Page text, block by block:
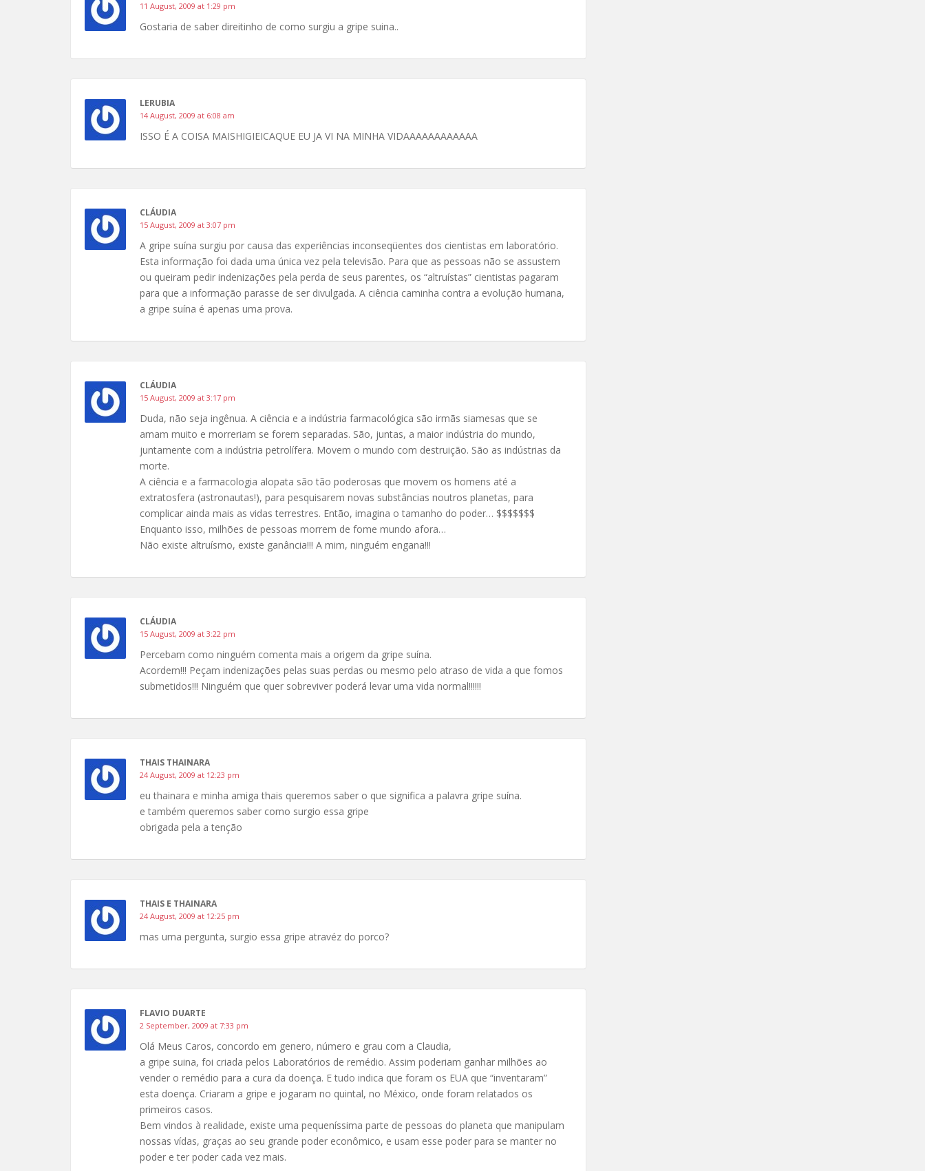
11 August, 2009 at 1:29 pm
Gostaria de saber direitinho de como surgiu a gripe suina..
LERUBIA
14 August, 2009 at 6:08 am
ISSO É A COISA MAISHIGIEICAQUE EU JA VI NA MINHA VIDAAAAAAAAAAAA
CLÁUDIA
15 August, 2009 at 3:07 pm
A gripe suína surgiu por causa das experiências inconseqüentes dos cientistas em laboratório.
Esta informação foi dada uma única vez pela televisão. Para que as pessoas não se assustem
ou queiram pedir indenizações pela perda de seus parentes, os “altruístas” cientistas pagaram
para que a informação parasse de ser divulgada. A ciência caminha contra a evolução humana,
a gripe suína é apenas uma prova.
CLÁUDIA
15 August, 2009 at 3:17 pm
Duda, não seja ingênua. A ciência e a indústria farmacológica são irmãs siamesas que se
amam muito e morreriam se forem separadas. São, juntas, a maior indústria do mundo,
juntamente com a indústria petrolífera. Movem o mundo com destruição. São as indústrias da
morte.
A ciência e a farmacologia alopata são tão poderosas que movem os homens até a
extratosfera (astronautas!), para pesquisarem novas substâncias noutros planetas, para
complicar ainda mais as vidas terrestres. Então, imagina o tamanho do poder… $$$$$$$
Enquanto isso, milhões de pessoas morrem de fome mundo afora…
Não existe altruísmo, existe ganância!!! A mim, ninguém engana!!!
CLÁUDIA
15 August, 2009 at 3:22 pm
Percebam como ninguém comenta mais a origem da gripe suína.
Acordem!!! Peçam indenizações pelas suas perdas ou mesmo pelo atraso de vida a que fomos
submetidos!!! Ninguém que quer sobreviver poderá levar uma vida normal!!!!!!
THAIS THAINARA
24 August, 2009 at 12:23 pm
eu thainara e minha amiga thais queremos saber o que significa a palavra gripe suína.
e também queremos saber como surgio essa gripe
obrigada pela a tenção
THAIS E THAINARA
24 August, 2009 at 12:25 pm
mas uma pergunta, surgio essa gripe atravéz do porco?
FLAVIO DUARTE
2 September, 2009 at 7:33 pm
Olá Meus Caros, concordo em genero, número e grau com a Claudia,
a gripe suina, foi criada pelos Laboratórios de remédio. Assim poderiam ganhar milhões ao
vender o remédio para a cura da doença. E tudo indica que foram os EUA que “inventaram”
esta doença. Criaram a gripe e jogaram no quintal, no México, onde foram relatados os
primeiros casos.
Bem vindos à realidade, existe uma pequeníssima parte de pessoas do planeta que manipulam
nossas vídas, graças ao seu grande poder econômico, e usam esse poder para se manter no
poder e ter poder cada vez mais.